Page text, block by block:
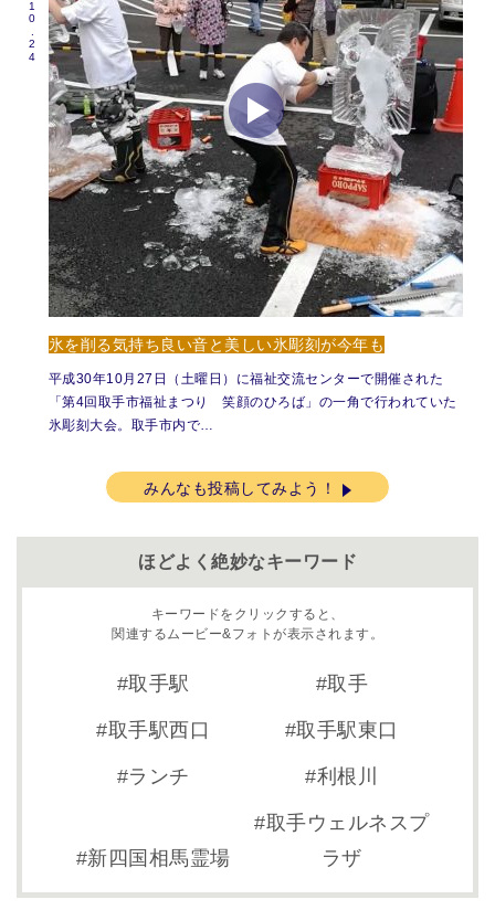
氷を削る気持ち良い音と美しい氷彫刻が今年も
平成30年10月27日（土曜日）に福祉交流センターで開催された
「第4回取手市福祉まつり 笑顔のひろば」の一角で行われていた
氷彫刻大会。取手市内で…
みんなも投稿してみよう！
ほどよく絶妙なキーワード
キーワードをクリックすると、
関連するムービー&フォトが表示されます。
取手駅 取手
取手駅西口 取手駅東口
ランチ 利根川
新四国相馬霊場
取手ウェルネスプ
ラザ